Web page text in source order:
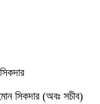
সিকদার (অবঃ সচীব)